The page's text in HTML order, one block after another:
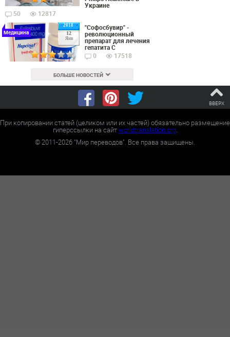
Украине
50
12817
2018
12
Янв
Медицина
"Софосбувир" -
революционный
препарат для лечения
гепатита С
0
17518
БОЛЬШЕ НОВОСТЕЙ
ВВЕРХ
При копировании статей (целиком или их частей) обязательно размещение
гиперссылки на сайтworldtranslation.org.
©2011-2026 "Мир переводов". Все права защищены.